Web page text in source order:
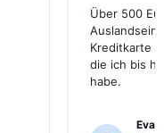
Über 500
Kreditkarte
die ich bis
habe.
Eva